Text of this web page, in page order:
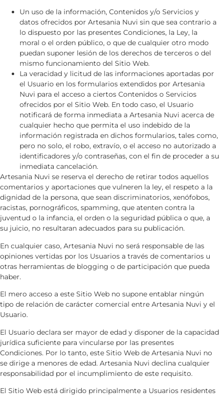
Un uso de la información, Contenidos y/o Servicios y
datos ofrecidos por Artesania Nuvi sin que sea contrario a
lo dispuesto por las presentes Condiciones, la Ley, la
moral o el orden público, o que de cualquier otro modo
puedan suponer lesión de los derechos de terceros o del
mismo funcionamiento del Sitio Web.
La veracidad y licitud de las informaciones aportadas por
el Usuario en los formularios extendidos por Artesania
Nuvi para el acceso a ciertos Contenidos o Servicios
ofrecidos por el Sitio Web. En todo caso, el Usuario
notificará de forma inmediata a Artesania Nuvi acerca de
cualquier hecho que permita el uso indebido de la
información registrada en dichos formularios, tales como,
pero no solo, el robo, extravío, o el acceso no autorizado a
identificadores y/o contraseñas, con el fin de proceder a su
inmediata cancelación.
Artesania Nuvi se reserva el derecho de retirar todos aquellos
comentarios y aportaciones que vulneren la ley, el respeto a la
dignidad de la persona, que sean discriminatorios, xenófobos,
racistas, pornográficos, spamming, que atenten contra la
juventud o la infancia, el orden o la seguridad pública o que, a
su juicio, no resultaran adecuados para su publicación.
En cualquier caso, Artesania Nuvi no será responsable de las
opiniones vertidas por los Usuarios a través de comentarios u
otras herramientas de blogging o de participación que pueda
haber.
El mero acceso a este Sitio Web no supone entablar ningún
tipo de relación de carácter comercial entre Artesania Nuvi y el
Usuario.
El Usuario declara ser mayor de edad y disponer de la capacidad
jurídica suficiente para vincularse por las presentes
Condiciones. Por lo tanto, este Sitio Web de Artesania Nuvi no
se dirige a menores de edad. Artesania Nuvi declina cualquier
responsabilidad por el incumplimiento de este requisito.
El Sitio Web está dirigido principalmente a Usuarios residentes